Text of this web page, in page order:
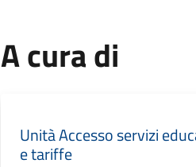
A cura di
Unità Accesso servizi
e tariffe